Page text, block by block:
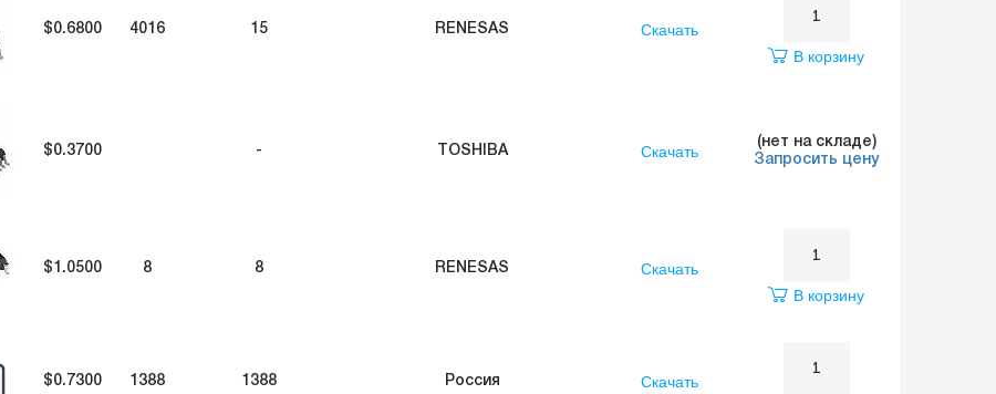
$0.6800 4016 15 RENESAS
Скачать
В корзину
$0.3700 - TOSHIBA Скачать
(нет на складе)
Запросить цену
$1.0500 8 8 RENESAS
Скачать
В корзину
$0.7300 1388 1388 Россия Скачать